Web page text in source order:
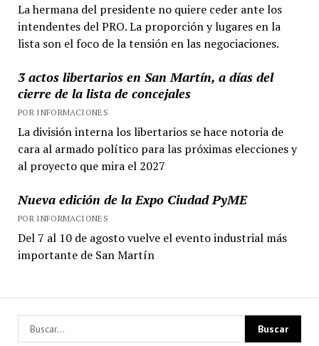
La hermana del presidente no quiere ceder ante los
intendentes del PRO. La proporción y lugares en la
lista son el foco de la tensión en las negociaciones.
3 actos libertarios en San Martín, a días del
cierre de la lista de concejales
POR INFORMACIONES
La división interna los libertarios se hace notoria de
cara al armado político para las próximas elecciones y
al proyecto que mira el 2027
Nueva edición de la Expo Ciudad PyME
POR INFORMACIONES
Del 7 al 10 de agosto vuelve el evento industrial más
importante de San Martín